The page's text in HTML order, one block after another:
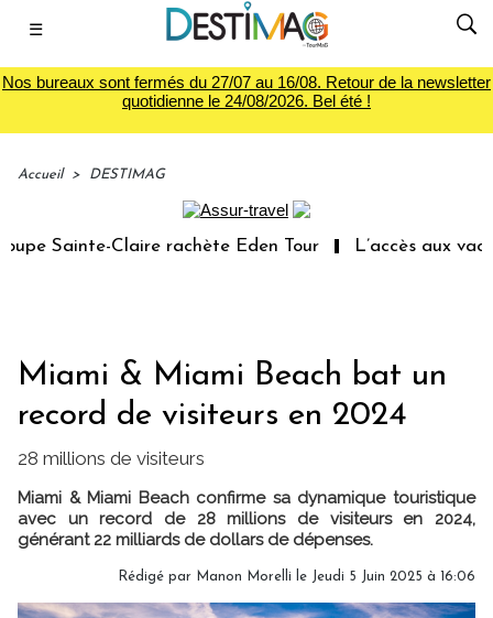
☰
Nos bureaux sont fermés du 27/07 au 16/08. Retour de la newsletter
quotidienne le 24/08/2026. Bel été !
Accueil > DESTIMAG
Sainte-Claire rachète Eden Tour L’accès aux
Miami & Miami Beach bat un
record de visiteurs en 2024
28 millions de visiteurs
Miami & Miami Beach confirme sa dynamique touristique
avec un record de 28 millions de visiteurs en 2024,
générant 22 milliards de dollars de dépenses.
Rédigé par Manon Morelli le Jeudi 5 Juin 2025 à 16:06